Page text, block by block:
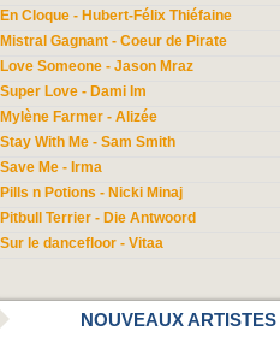
En Cloque - Hubert-Félix Thiéfaine
Mistral Gagnant - Coeur de Pirate
Love Someone - Jason Mraz
Super Love - Dami Im
Mylène Farmer - Alizée
Stay With Me - Sam Smith
Save Me - Irma
Pills n Potions - Nicki Minaj
Pitbull Terrier - Die Antwoord
Sur le dancefloor - Vitaa
NOUVEAUX ARTISTES